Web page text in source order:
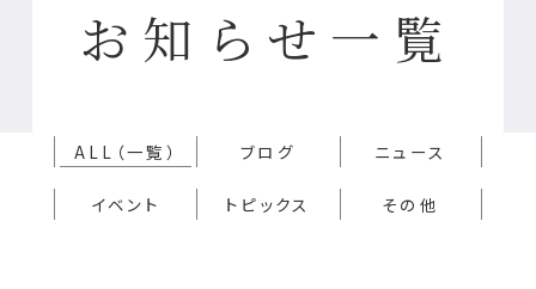
お知らせ一覧
ALL（一覧） ブログ ニュース
イベント トピックス その他